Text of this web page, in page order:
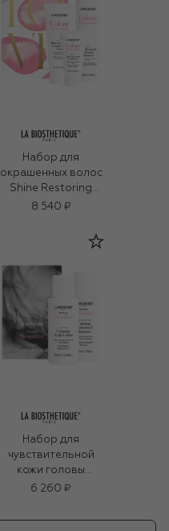
Набор для
окрашенных волос
Shine Restoring
(250+125+50ml)
8 540 ₽
Набор для
чувствительной
кожи головы
Sensitive (2x100ml)
6 260 ₽